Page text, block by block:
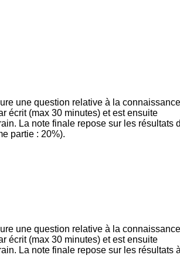
une question relative à la
écrit (max 30 minutes) et est ensuite
La note finale repose sur les résultats
partie : 20%).
une question relative à la
écrit (max 30 minutes) et est ensuite
La note finale repose sur les résultats à